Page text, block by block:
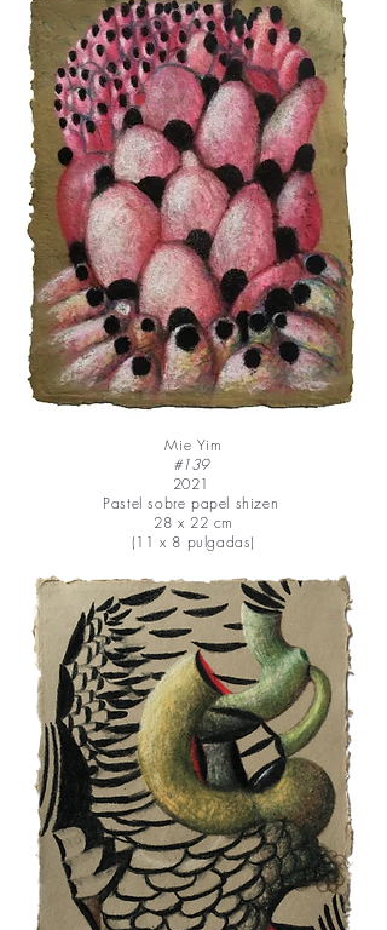
Mie Yim
#139
2021
Pastel sobre papel shizen
28 x 22 cm
(11 x 8 pulgadas)